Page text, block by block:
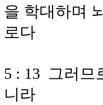
을 학대하며
로다
5 : 13 그러므
니라